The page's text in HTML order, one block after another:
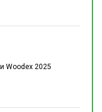
Woodex 2025